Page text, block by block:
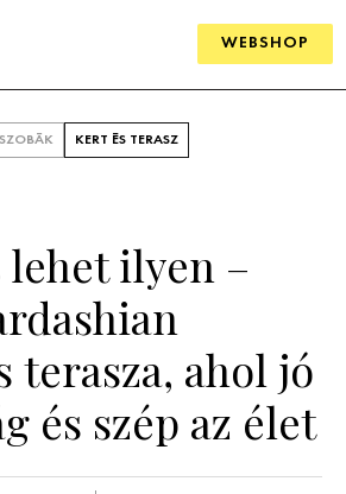
WEBSHOP
SZOBÁK KERT ÉS TERASZ
lehet ilyen –
terasza, ahol jó
és szép az élet